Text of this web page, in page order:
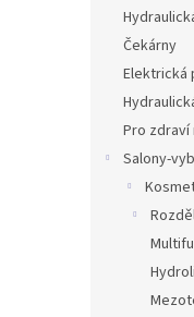
Čekárny
Elektrická
Pro zdraví
Salony-